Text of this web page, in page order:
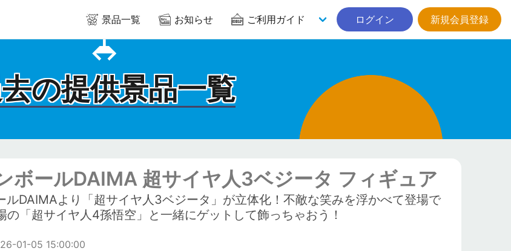
景品一覧 お知らせ ご利用ガイド ログイン 新規会員登録
の提供景品一覧
ボールDAIMA 超サイヤ人3ベジータ フィギュア
ルDAIMAより「超サイヤ人3ベジータ」が立体化！不敵な笑みを浮かべて登場で
「超サイヤ人4孫悟空」と一緒にゲットして飾っちゃおう！
01-05 15:00:00